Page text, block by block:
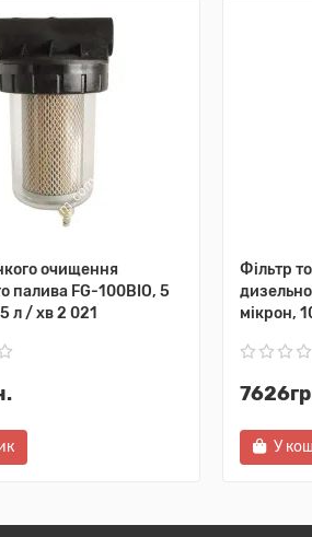
очищення
палива FG-100BIO, 5
л / хв 2 021
Фільтр
мікрон,
У